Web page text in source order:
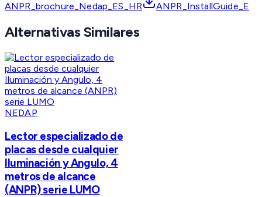
ANPR_brochure_Nedap_ES_HR
ANPR_InstallGuide_E
Alternativas Similares
NEDAP
Lector especializado de
placas desde cualquier
Iluminación y Angulo, 4
metros de alcance
(ANPR) serie LUMO